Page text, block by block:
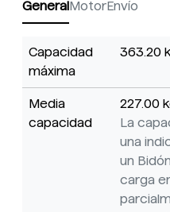
GeneralMotorEnvío
Capacidad
máxima
363.20
Media
capacidad
227.00
La
una
un
carga